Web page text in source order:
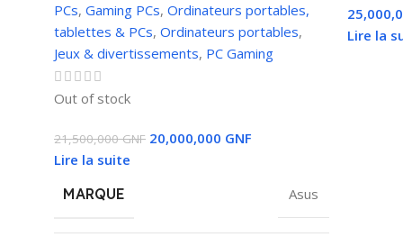
PCs, Gaming PCs, Ordinateurs portables,
tablettes & PCs, Ordinateurs portables,
Jeux & divertissements, PС Gaming
Out of stock
21,500,000GNF 20,000,000 GNF
Lire la suite
MARQUE
Asus
Lire la